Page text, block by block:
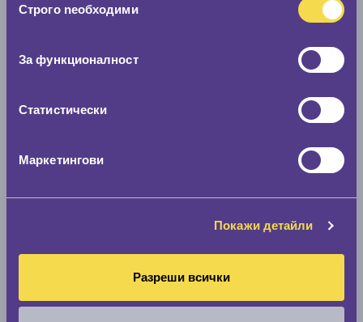
наСтрого nеобходими
За функционалност
Статистически
Маркетингови
Покажи детайли
Разреши всички